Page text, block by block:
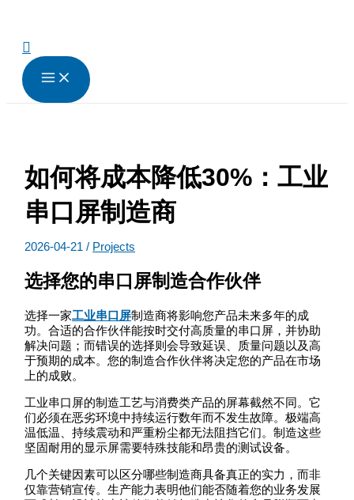
搜
索
如何将成本降低30%：工业
串口屏制造商
2026-04-21/ Projects
选择您的串口屏制造合作伙伴
选择一家工业串口屏制造商将影响您产品未来多年的成
功。合适的合作伙伴能按时交付高质量的串口屏，并协助
解决问题；而错误的选择则会导致延误、质量问题以及高
于预期的成本。您的制造合作伙伴将决定您的产品在市场
上的成败。
工业串口屏的制造工艺与消费类产品的屏幕截然不同。它
们必须在恶劣环境中持续运行数年而不发生故障。极端高
温低温、持续震动和严重粉尘都无法阻挡它们。制造这些
坚固耐用的显示屏需要特殊技能和昂贵的测试设备。
几个关键因素可以区分哪些制造商具备真正的实力，而非
仅靠营销宣传。生产能力表明他们能否随着您的业务发展